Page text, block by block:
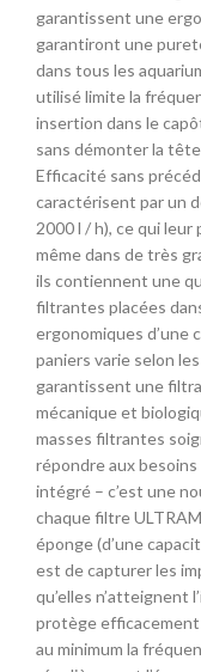
garantissent une
garantiront une
dans tous les
utilisé limite la
insertion dans le
sans démonter la
Efficacité sans
caractérisent par un
2000 l / h), ce qui
même dans de très
ils contiennent une
filtrantes placées
ergonomiques d’une
paniers varie selon
garantissent une
mécanique et
masses filtrantes
répondre aux
intégré – c’est une
chaque filtre
éponge (d’une
est de capturer les
qu’elles n’atteignent
protège
au minimum la